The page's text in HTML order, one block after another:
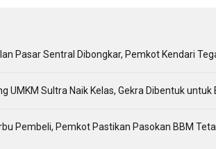
Pasar Sentral Dibongkar, Pemkot Kendari
UMKM Sultra Naik Kelas, Gekra Dibentuk
Pembeli, Pemkot Pastikan Pasokan BBM